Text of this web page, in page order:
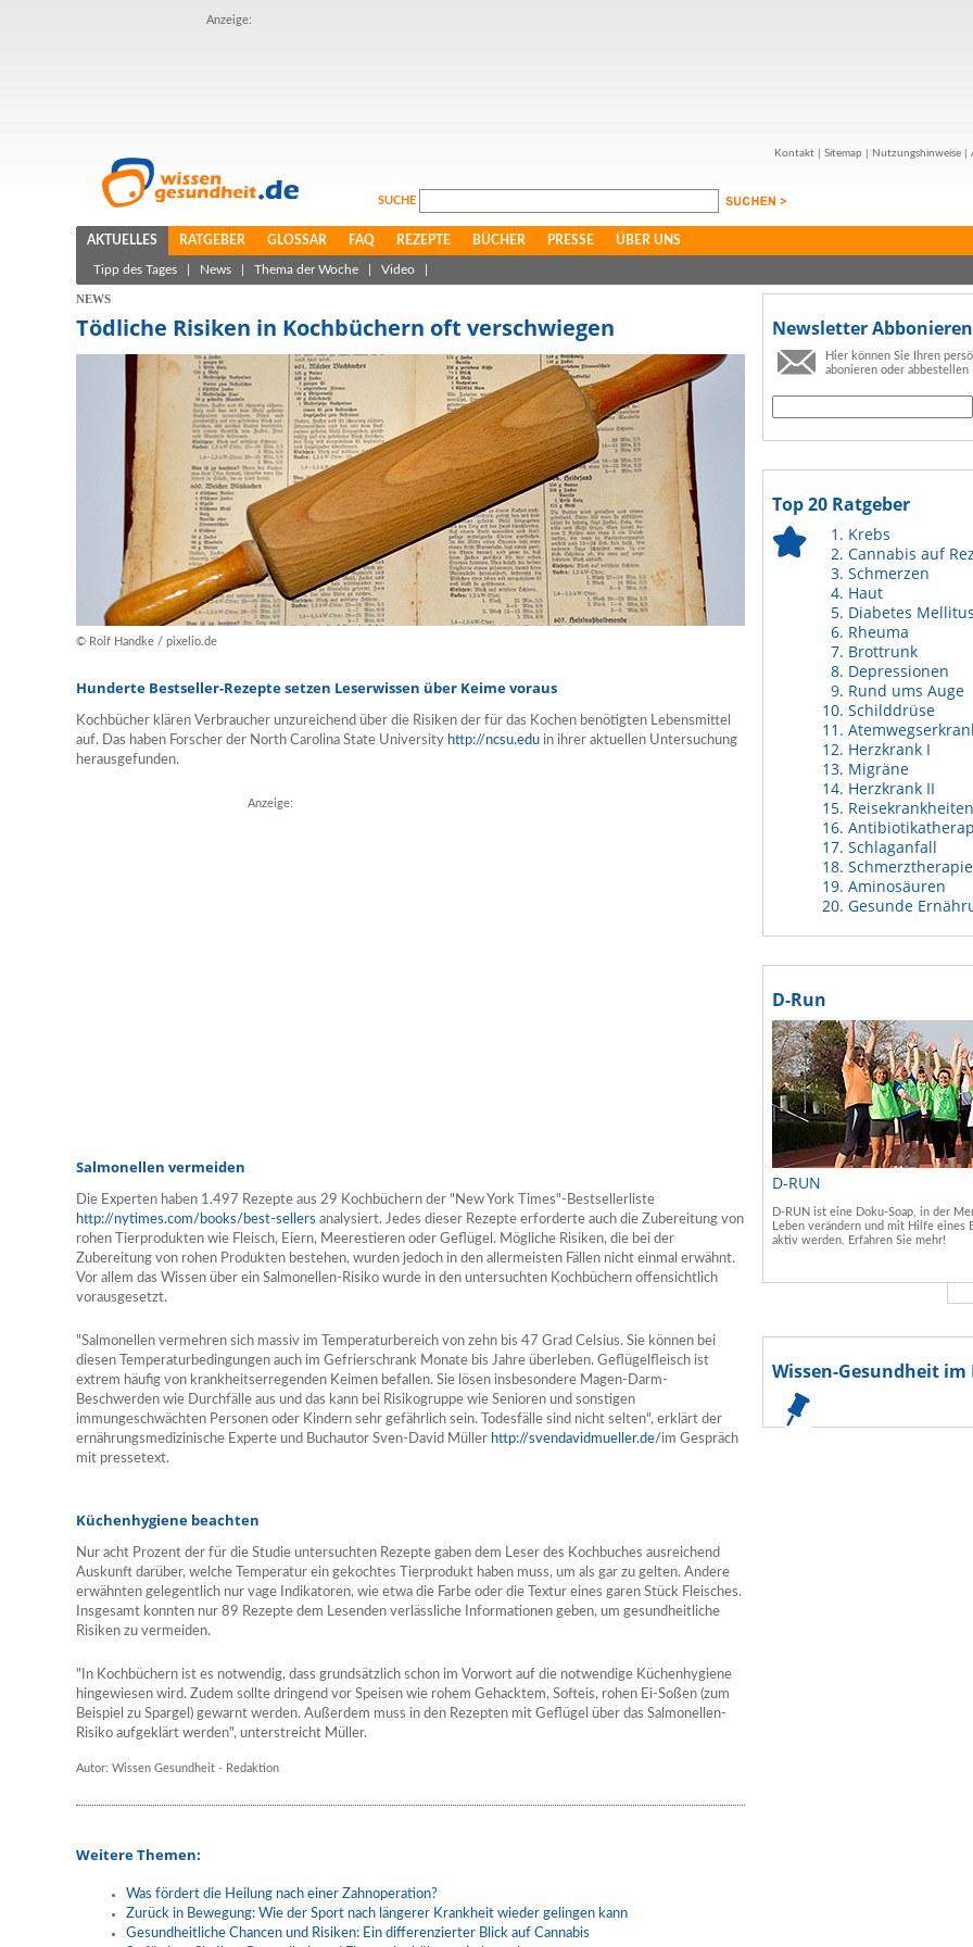
Anzeige:
Kontakt Sitemap Nutzungshinweise
SUCHE
AKTUELLES RATGEBER GLOSSAR FAQ REZEPTE BÜCHER PRESSE ÜBER UNS
Tipp des Tages News Thema der Woche Video
NEWS
Tödliche Risiken in Kochbüchern oft verschwiegen
© Rolf Handke / pixelio.de
Hunderte Bestseller-Rezepte setzen Leserwissen über Keime voraus
Kochbücher klären Verbraucher unzureichend über die Risiken der für das Kochen benötigten Lebensmittel
auf. Das haben Forscher der North Carolina State University http://ncsu.edu in ihrer aktuellen Untersuchung
herausgefunden.
Anzeige:
Salmonellen vermeiden
Die Experten haben 1.497 Rezepte aus 29 Kochbüchern der "New York Times"-Bestsellerliste
http://nytimes.com/books/best-sellers analysiert. Jedes dieser Rezepte erforderte auch die Zubereitung von
rohen Tierprodukten wie Fleisch, Eiern, Meerestieren oder Geflügel. Mögliche Risiken, die bei der
Zubereitung von rohen Produkten bestehen, wurden jedoch in den allermeisten Fällen nicht einmal erwähnt.
Vor allem das Wissen über ein Salmonellen-Risiko wurde in den untersuchten Kochbüchern offensichtlich
vorausgesetzt.
"Salmonellen vermehren sich massiv im Temperaturbereich von zehn bis 47 Grad Celsius. Sie können bei
diesen Temperaturbedingungen auch im Gefrierschrank Monate bis Jahre überleben. Geflügelfleisch ist
extrem häufig von krankheitserregenden Keimen befallen. Sie lösen insbesondere Magen-Darm-
Beschwerden wie Durchfälle aus und das kann bei Risikogruppe wie Senioren und sonstigen
immungeschwächten Personen oder Kindern sehr gefährlich sein. Todesfälle sind nicht selten", erklärt der
ernährungsmedizinische Experte und Buchautor Sven-David Müller http://svendavidmueller.de/im Gespräch
mit pressetext.
Küchenhygiene beachten
Nur acht Prozent der für die Studie untersuchten Rezepte gaben dem Leser des Kochbuches ausreichend
Auskunft darüber, welche Temperatur ein gekochtes Tierprodukt haben muss, um als gar zu gelten. Andere
erwähnten gelegentlich nur vage Indikatoren, wie etwa die Farbe oder die Textur eines garen Stück Fleisches.
Insgesamt konnten nur 89 Rezepte dem Lesenden verlässliche Informationen geben, um gesundheitliche
Risiken zu vermeiden.
"In Kochbüchern ist es notwendig, dass grundsätzlich schon im Vorwort auf die notwendige Küchenhygiene
hingewiesen wird. Zudem sollte dringend vor Speisen wie rohem Gehacktem, Softeis, rohen Ei-Soßen (zum
Beispiel zu Spargel) gewarnt werden. Außerdem muss in den Rezepten mit Geflügel über das Salmonellen-
Risiko aufgeklärt werden", unterstreicht Müller.
Autor: Wissen Gesundheit - Redaktion
Weitere Themen:
Was fördert die Heilung nach einer Zahnoperation?
Zurück in Bewegung: Wie der Sport nach längerer Krankheit wieder gelingen kann
Gesundheitliche Chancen und Risiken: Ein differenzierter Blick auf Cannabis
Newsletter Abbonieren
Hier können Sie Ihren
abonieren oder abbestellen
Top 20 Ratgeber
Krebs
Cannabis auf
Schmerzen
Haut
Diabetes Mellitus
Rheuma
Brottrunk
Depressionen
Rund ums Auge
Schilddrüse
Herzkrank I
Migräne
Herzkrank II
Reisekrankheiten
Schlaganfall
Schmerztherapie
Aminosäuren
Gesunde
D-Run
D-RUN
D-RUN ist eine Doku-Soap, in der
Leben verändern und mit Hilfe eines
aktiv werden. Erfahren Sie mehr!
Wissen-Gesundheit im